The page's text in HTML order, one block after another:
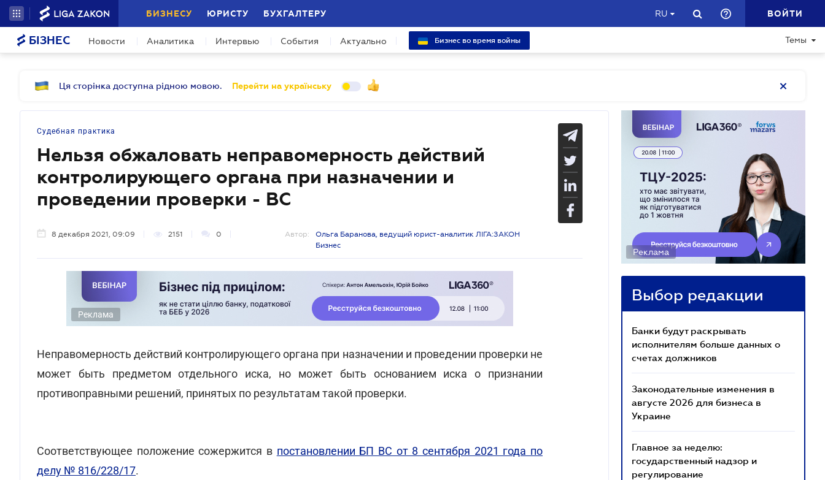
БИЗНЕСУ ЮРИСТУ БУХГАЛТЕРУ RU ВОЙТИ
БІЗНЕС Новости Аналитика Интервью События Актуально Бизнес во время войны Темы
Ця сторінка доступна рідною мовою. Перейти на українську
Судебная практика
Нельзя обжаловать неправомерность действий
контролирующего органа при назначении и
проведении проверки - ВС
8 декабря 2021, 09:09 2151 0 Автор:
Ольга Баранова, ведущий юрист-аналитик ЛІГА:ЗАКОН
Бизнес
Реклама
Неправомерность действий контролирующего органа при назначении и проведении проверки не
может быть предметом отдельного иска, но может быть основанием иска о признании
противоправными решений, принятых по результатам такой проверки.
Соответствующее положение сожержится в постановлении БП ВС от 8 сентября 2021 года по
делу № 816/228/17.
Реклама
Выбор редакции
Банки будут раскрывать
исполнителям больше данных о
счетах должников
Законодательные изменения в
августе 2026 для бизнеса в
Украине
Главное за неделю:
государственный надзор и
регулирование